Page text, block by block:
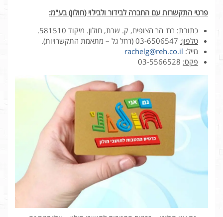
פרטי התקשרות עם החברה לבידור ולבילוי (חולון) בע"מ:
כתובת: רח' הר הצופים, ק. שרת, חולון. מיקוד
טלפון:
מייל: rachelg@reh.co.il
פקס: